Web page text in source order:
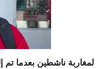
لمغاربة ناشطين بعدما تم